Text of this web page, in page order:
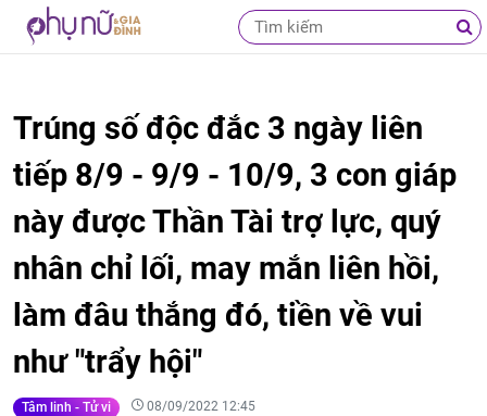
Trúng số độc đắc 3 ngày liên
tiếp 8/9 - 9/9 - 10/9, 3 con giáp
này được Thần Tài trợ lực, quý
nhân chỉ lối, may mắn liên hồi,
làm đâu thắng đó, tiền về vui
như "trẩy hội"
Tâm linh - Tử vi 08/09/2022 12:45